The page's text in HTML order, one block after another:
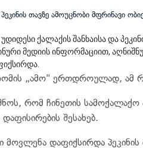
ქალაქის შანხაისა და
მედიის ინფორმაციით,
„ამო" ერთდროულად, ამ
რომ ჩინეთის სამოქალაქო
შესახებ.
მოვლენა დაფიქსირდა